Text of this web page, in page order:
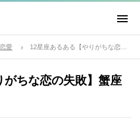
恋愛
がちな恋の失敗】蟹座